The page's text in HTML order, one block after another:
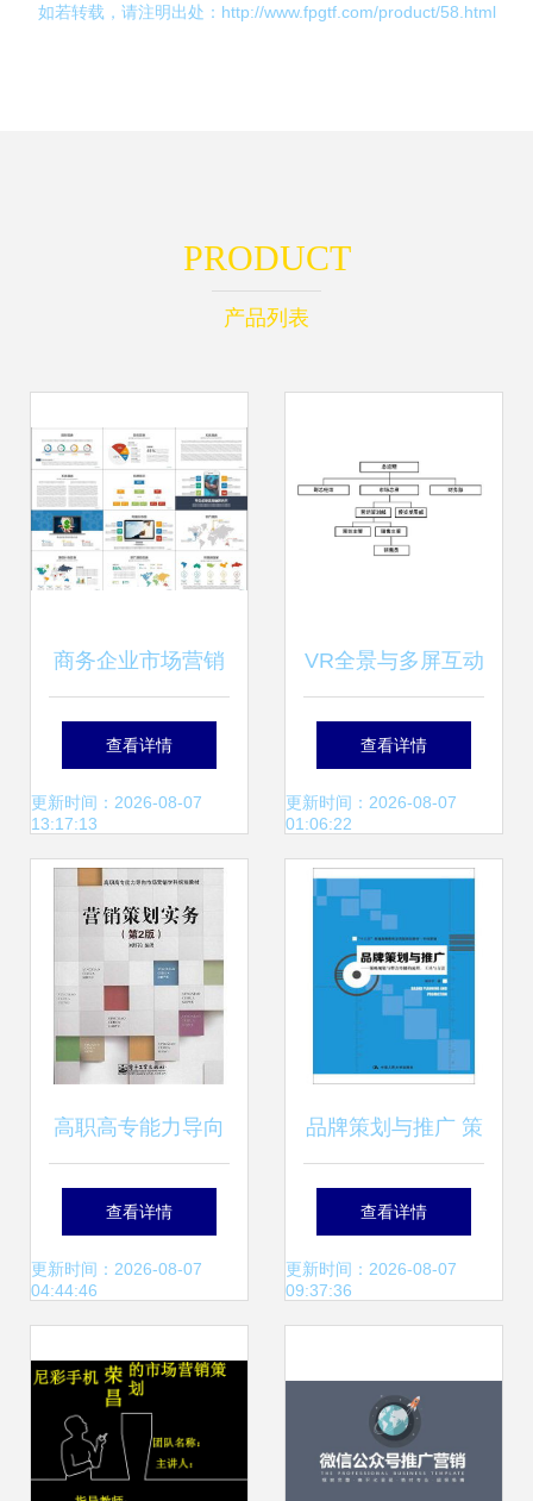
如若转载，请注明出处：http://www.fpgtf.com/product/58.html
PRODUCT
产品列表
商务企业市场营销
经营计划与客户服
务——高清模板与
工作汇报PPT大全
查看详情
更新时间：2026-08-07
13:17:13
VR全景与多屏互动
售楼系统的市场策
略创新
查看详情
更新时间：2026-08-07
01:06:22
高职高专能力导向
市场营销学科规划
教材 营销策划实务
查看详情
更新时间：2026-08-07
04:44:46
品牌策划与推广 策
略规划与整合传播
的流程.工具与方法
育应用型规划教材.
市场营销
查看详情
更新时间：2026-08-07
09:37:36